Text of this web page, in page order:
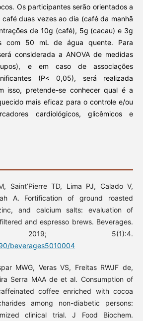
Os participantes serão orientados a
duas vezes ao dia (café da manhã
de 10g (café), 5g (cacau) e 3g
com 50 mL de água quente. Para
considerada a ANOVA de medidas
e em caso de associações
(P< 0,05), será realizada
isso, pretende-se conhecer qual é a
mais eficaz para o controle e/ou
cardiológicos, glicêmicos e
Saint’Pierre TD, Lima PJ, Calado V,
A. Fortification of ground roasted
and calcium salts: evaluation of
and espresso brews. Beverages.
2019; 5(1):4.
beverages5010004
MWG, Veras VS, Freitas RWJF de,
Serra MAA de et al. Consumption of
coffee enriched with cocoa
among non-diabetic persons:
clinical trial. J Food Biochem.